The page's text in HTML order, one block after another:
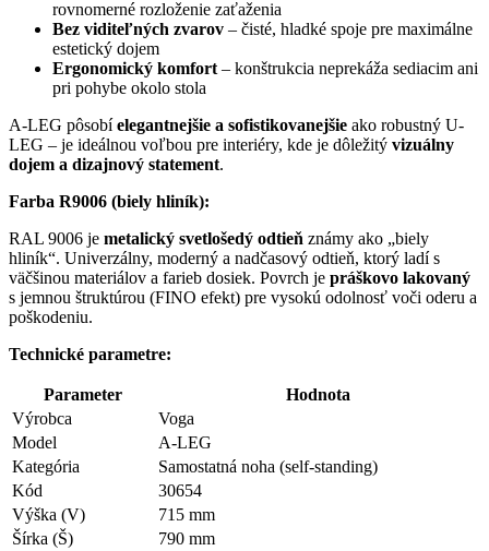
rovnomerné rozloženie zaťaženia
Bez viditeľných zvarov – čisté, hladké spoje pre maximálne
estetický dojem
Ergonomický komfort – konštrukcia neprekáža sediacim ani
pri pohybe okolo stola
A-LEG pôsobíelegantnejšie a sofistikovanejšie ako robustný U-
LEG – je ideálnou voľbou pre interiéry, kde je dôležitý vizuálny
dojem a dizajnový statement.
Farba R9006 (biely hliník):
RAL 9006 je metalický svetlošedý odtieň známy ako „biely
hliník“. Univerzálny, moderný a nadčasový odtieň, ktorý ladí s
väčšinou materiálov a farieb dosiek. Povrch je práškovo lakovaný
s jemnou štruktúrou (FINO efekt) pre vysokú odolnosť voči oderu a
poškodeniu.
Technické parametre:
Parameter
Hodnota
Výrobca
Voga
Model
A-LEG
Kategória
Samostatná noha (self-standing)
Kód
30654
Výška (V)
715 mm
Šírka (Š)
790 mm